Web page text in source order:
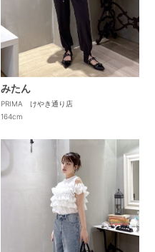
みたん
PRIMA けやき通り店
164cm